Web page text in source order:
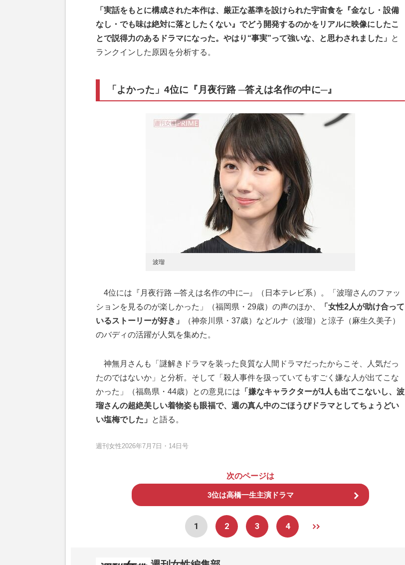
「実話をもとに構成された本作は、厳正な基準を設けられた宇宙食を『金なし・設備
なし・でも味は絶対に落としたくない』でどう開発するのかをリアルに映像にしたこ
とで説得力のあるドラマになった。やはり“事実”って強いな、と思わされました」
と
ランクインした原因を分析する。
「よかった」4位に『月夜行路 ─答えは名作の中に─』
波瑠
4位には『月夜行路 ─答えは名作の中に─』（日本テレビ系）。「波瑠さんのファッ
ションを見るのが楽しかった」（福岡県・29歳）の声のほか、
「女性2人が助け合って
いるストーリーが好き」
（神奈川県・37歳）などルナ（波瑠）と涼子（麻生久美子）
のバディの活躍が人気を集めた。
神無月さんも「謎解きドラマを装った良質な人間ドラマだったからこそ、人気だっ
たのではないか」と分析。そして「殺人事件を扱っていてもすごく嫌な人が出てこな
かった」（福島県・44歳）との意見には 「嫌なキャラクターが1人も出てこないし、波
瑠さんの超絶美しい着物姿も眼福で、週の真ん中のごほうびドラマとしてちょうどい
い塩梅でした」
と語る。
週刊女性2026年7月7日・14日号
次のページは
3位は高橋一生主演ドラマ
1 2 3 4